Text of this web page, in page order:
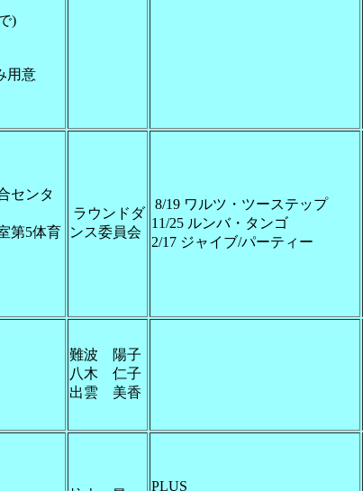
)
用意
センタ
第5体育
ラウンドダ
ンス委員会
8/19 ワルツ・ツーステップ
11/25 ルンバ・タンゴ
2/17 ジャイブ/パーティー
難波 陽子
八木 仁子
出雲 美香
PLUS